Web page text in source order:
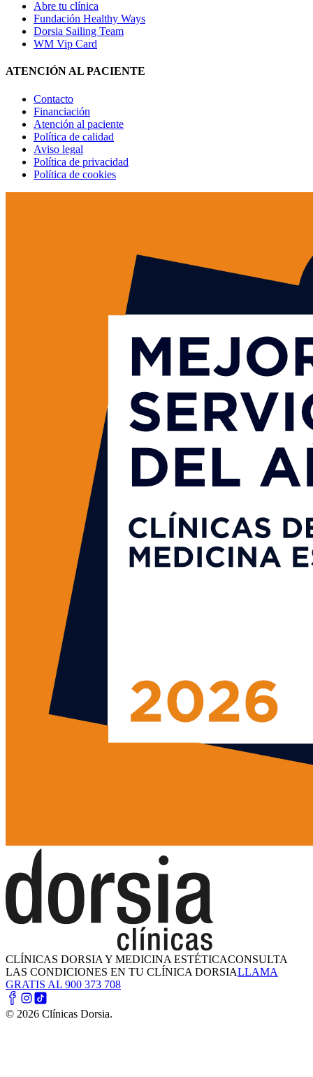
Abre tu clínica
Fundación Healthy Ways
Dorsia Sailing Team
WM Vip Card
ATENCIÓN AL PACIENTE
Contacto
Financiación
Atención al paciente
Política de calidad
Aviso legal
Política de privacidad
Política de cookies
CLÍNICAS DORSIA Y MEDICINA ESTÉTICACONSULTA
LAS CONDICIONES EN TU CLÍNICA DORSIALLAMA
GRATIS AL 900 373 708
© 2026 Clínicas Dorsia.